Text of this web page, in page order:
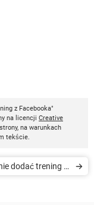
z Facebooka"
na licencji Creative
na warunkach
tekście.
dodać trening w